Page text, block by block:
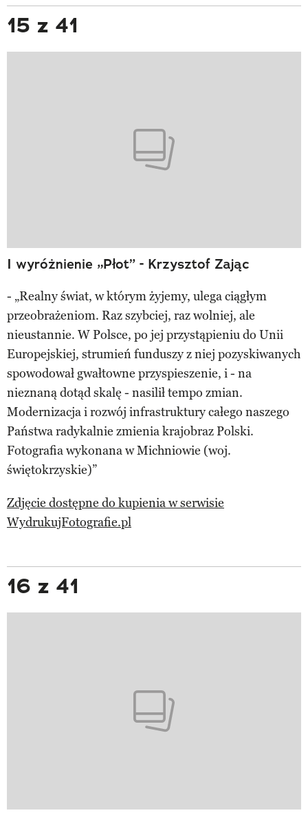
15 z 41
I wyróżnienie „Płot” - Krzysztof Zając
- „Realny świat, w którym żyjemy, ulega ciągłym
przeobrażeniom. Raz szybciej, raz wolniej, ale
nieustannie. W Polsce, po jej przystąpieniu do Unii
Europejskiej, strumień funduszy z niej pozyskiwanych
spowodował gwałtowne przyspieszenie, i - na
nieznaną dotąd skalę - nasilił tempo zmian.
Modernizacja i rozwój infrastruktury całego naszego
Państwa radykalnie zmienia krajobraz Polski.
Fotografia wykonana w Michniowie (woj.
świętokrzyskie)”
Zdjęcie dostępne do kupienia w serwisie
WydrukujFotografie.pl
16 z 41